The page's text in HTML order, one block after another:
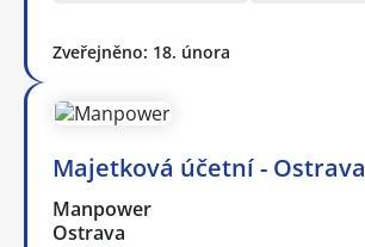
Zveřejněno: 18. února
Majetková účetní - Ostrava
Manpower
Ostrava